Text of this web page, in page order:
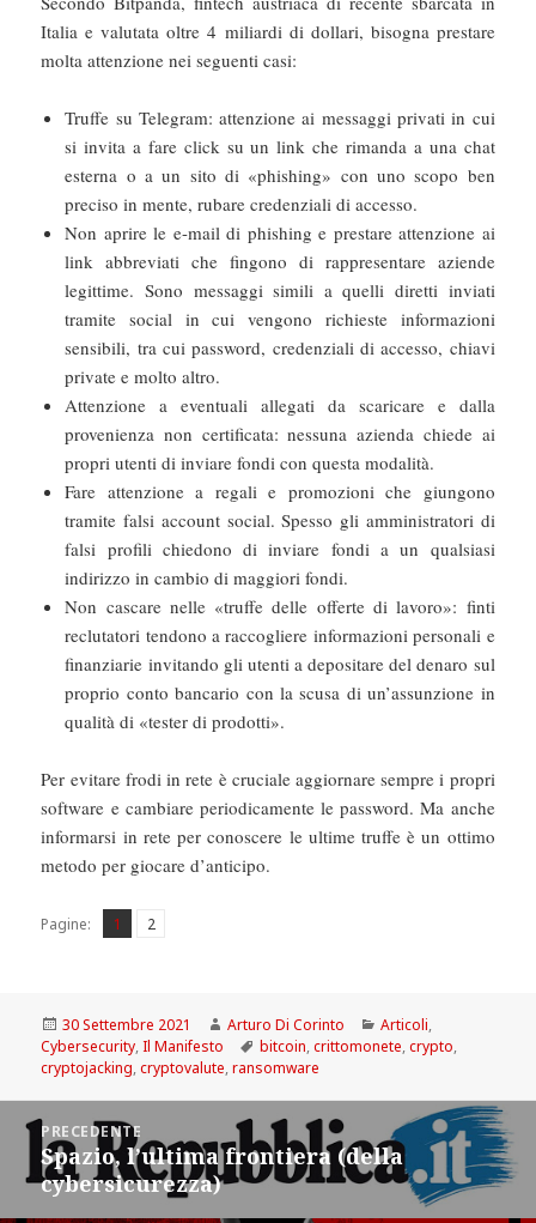
Italia e valutata oltre 4 miliardi di dollari, bisogna prestare
molta attenzione nei seguenti casi:
Truffe su Telegram: attenzione ai messaggi privati in cui
si invita a fare click su un link che rimanda a una chat
esterna o a un sito di «phishing» con uno scopo ben
preciso in mente, rubare credenziali di accesso.
Non aprire le e-mail di phishing e prestare attenzione ai
link abbreviati che fingono di rappresentare aziende
legittime. Sono messaggi simili a quelli diretti inviati
tramite social in cui vengono richieste informazioni
sensibili, tra cui password, credenziali di accesso, chiavi
private e molto altro.
Attenzione a eventuali allegati da scaricare e dalla
provenienza non certificata: nessuna azienda chiede ai
propri utenti di inviare fondi con questa modalità.
Fare attenzione a regali e promozioni che giungono
tramite falsi account social. Spesso gli amministratori di
falsi profili chiedono di inviare fondi a un qualsiasi
indirizzo in cambio di maggiori fondi.
Non cascare nelle «truffe delle offerte di lavoro»: finti
reclutatori tendono a raccogliere informazioni personali e
finanziarie invitando gli utenti a depositare del denaro sul
proprio conto bancario con la scusa di un’assunzione in
qualità di «tester di prodotti».
Per evitare frodi in rete è cruciale aggiornare sempre i propri
software e cambiare periodicamente le password. Ma anche
informarsi in rete per conoscere le ultime truffe è un ottimo
metodo per giocare d’anticipo.
Pagine: Pagina
1 ,
Pagina
2
Scritto
il
30 Settembre 2021 Autore
Arturo Di Corinto Categorie
Articoli,
Cybersecurity,Il Manifesto Tag
bitcoin,crittomonete,crypto,
cryptojacking,cryptovalute,ransomware
Navigazione
articoliPRECEDENTE
Articolo
precedente:
Spazio, l’ultima frontiera (della
cybersicurezza)